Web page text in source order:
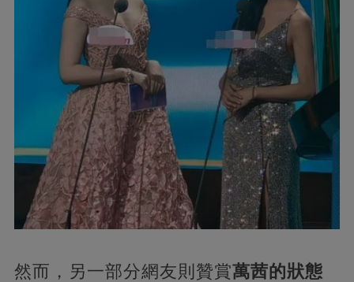
然而，另一部分網友則贊賞萬茜的狀態